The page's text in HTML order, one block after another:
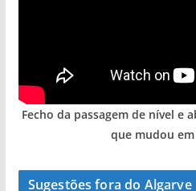
Fecho da passagem de nível e
que mudou
Sugestões fora do Algarve